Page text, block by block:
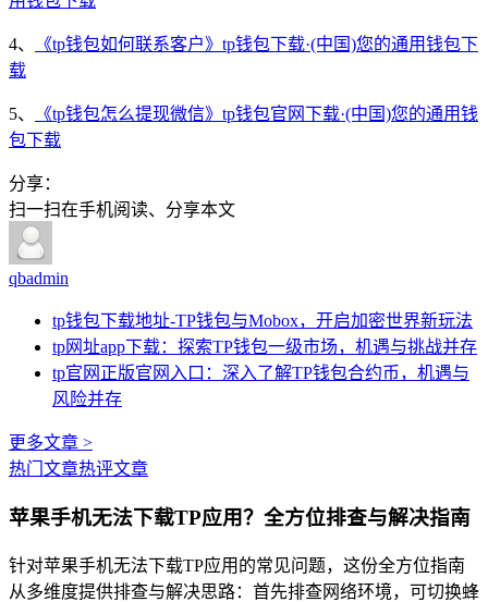
4、
《tp钱包如何联系客户》tp钱包下载·(中国)您的通用钱包下
载
5、
《tp钱包怎么提现微信》tp钱包官网下载·(中国)您的通用钱
包下载
分享：
扫一扫在手机阅读、分享本文
qbadmin
tp钱包下载地址-TP钱包与Mobox，开启加密世界新玩法
tp网址app下载：探索TP钱包一级市场，机遇与挑战并存
tp官网正版官网入口：深入了解TP钱包合约币，机遇与
风险并存
更多文章 >
热门文章热评文章
苹果手机无法下载TP应用？全方位排查与解决指南
针对苹果手机无法下载TP应用的常见问题，这份全方位指南
从多维度提供排查与解决思路：首先排查网络环境，可切换蜂